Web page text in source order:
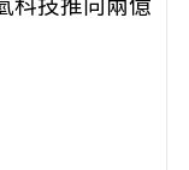
科技推向兩億